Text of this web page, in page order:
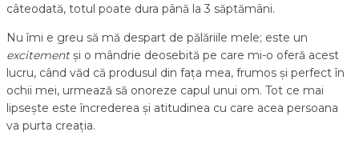
câteodată, totul poate dura până la 3 săptămâni.
Nu îmi e greu să mă despart de pălăriile mele; este un
excitementși o mândrie deosebită pe care mi-o oferă acest
lucru, când văd că produsul din fața mea, frumos și perfect în
ochii mei, urmează să onoreze capul unui om. Tot ce mai
lipsește este încrederea și atitudinea cu care acea persoana
va purta creația.